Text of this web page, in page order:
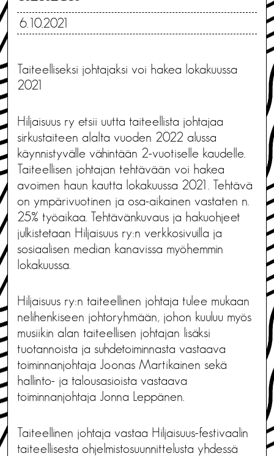
6.10.2021
Taiteelliseksi johtajaksi voi hakea lokakuussa
2021
Hiljaisuus ry etsii uutta taiteellista johtajaa
sirkustaiteen alalta vuoden 2022 alussa
käynnistyvälle vähintään 2-vuotiselle kaudelle.
Taiteellisen johtajan tehtävään voi hakea
avoimen haun kautta lokakuussa 2021. Tehtävä
on ympärivuotinen ja osa-aikainen vastaten n.
25% työaikaa. Tehtävänkuvaus ja hakuohjeet
julkistetaan Hiljaisuus ry:n verkkosivuilla ja
sosiaalisen median kanavissa myöhemmin
lokakuussa.
Hiljaisuus ry:n taiteellinen johtaja tulee mukaan
nelihenkiseen johtoryhmään, johon kuuluu myös
musiikin alan taiteellisen johtajan lisäksi
tuotannoista ja suhdetoiminnasta vastaava
toiminnanjohtaja Joonas Martikainen sekä
hallinto- ja talousasioista vastaava
toiminnanjohtaja Jonna Leppänen.
Taiteellinen johtaja vastaa Hiljaisuus-festivaalin
taiteellisesta ohjelmistosuunnittelusta yhdessä